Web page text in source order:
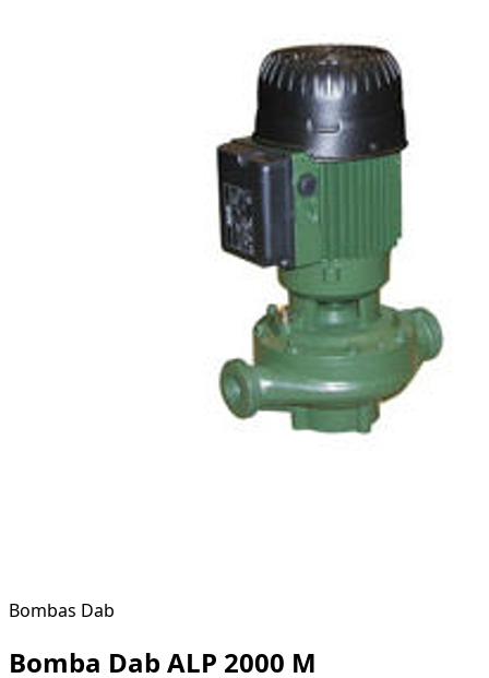
Bombas Dab
Bomba Dab ALP 2000 M